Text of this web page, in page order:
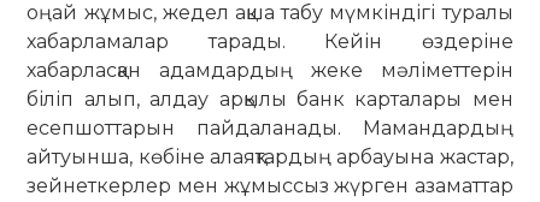
оңай жұмыс, жедел ақша табу мүмкіндігі туралы
хабарламалар тарады. Кейін өздеріне
хабарласқан адамдардың жеке мәліметтерін
біліп алып, алдау арқылы банк карталары мен
есепшоттарын пайдаланады. Мамандардың
айтуынша, көбіне алаяқтардың арбауына жастар,
зейнеткерлер мен жұмыссыз жүрген азаматтар